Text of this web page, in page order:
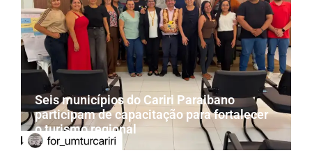
Seis municípios do Cariri Paraibano
participam de capacitação para fortalecer
o turismo regional